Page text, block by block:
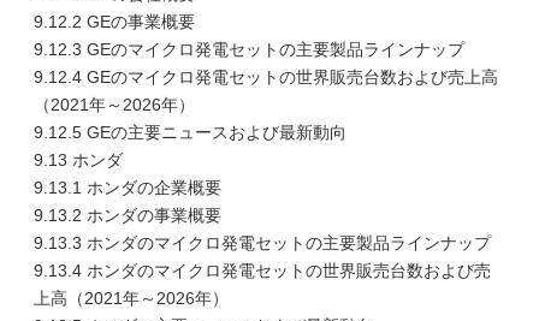
9.12.2 GEの事業概要
9.12.3 GEのマイクロ発電セットの主要製品ラインナップ
9.12.4 GEのマイクロ発電セットの世界販売台数および売上高
（2021年～2026年）
9.12.5 GEの主要ニュースおよび最新動向
9.13 ホンダ
9.13.1 ホンダの企業概要
9.13.2 ホンダの事業概要
9.13.3 ホンダのマイクロ発電セットの主要製品ラインナップ
9.13.4 ホンダのマイクロ発電セットの世界販売台数および売
上高（2021年～2026年）